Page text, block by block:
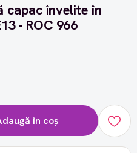
capac învelite în
- ROC 966
în coș